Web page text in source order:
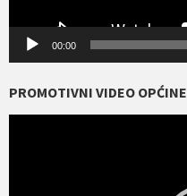
00:00
PROMOTIVNI VIDEO OPĆINE